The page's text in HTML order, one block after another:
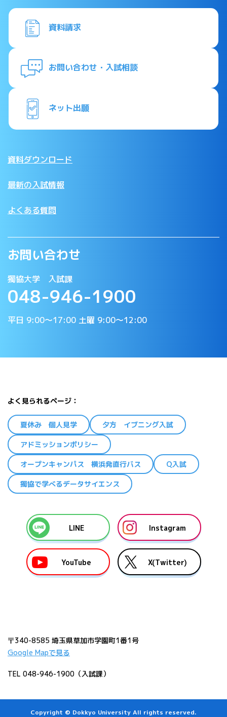
資料請求
お問い合わせ・入試相談
ネット出願
資料ダウンロード
最新の入試情報
よくある質問
お問い合わせ
獨協大学 入試課
048-946-1900
平日 9:00〜17:00 土曜 9:00〜12:00
よく見られるページ
夏休み 個人見学 夕方 イブニング入試
アドミッションポリシー
オープンキャンパス 横浜発直行バス Q入試
獨協で学べるデータサイエンス
LINE Instagram
YouTube X(Twitter)
〒340-8585 埼玉県草加市学園町1番1号
Google Mapで見る
TEL 048-946-1900（入試課）
Copyright © Dokkyo University All rights reserved.